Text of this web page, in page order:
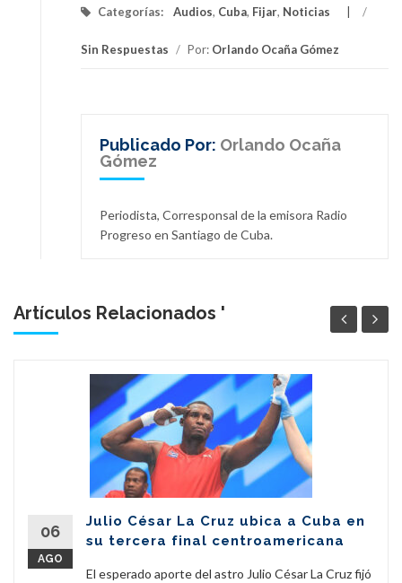
Categorías: Audios, Cuba, Fijar, Noticias /
Sin Respuestas / Por: Orlando Ocaña Gómez
Publicado Por: Orlando Ocaña
Gómez
Periodista, Corresponsal de la emisora Radio
Progreso en Santiago de Cuba.
Artículos Relacionados '
06
AGO
Julio César La Cruz ubica a Cuba en
su tercera final centroamericana
El esperado aporte del astro Julio César La Cruz fijó